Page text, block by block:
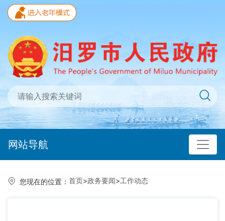
网站导航
您现在的位置： 首页>政务要闻>工作动态